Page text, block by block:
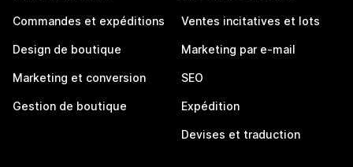
Commandes et expéditions
Design de boutique
Marketing et conversion
Gestion de boutique
Ventes incitatives et lots
Marketing par e-mail
SEO
Expédition
Devises et traduction